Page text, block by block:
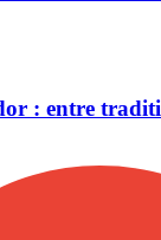
: entre